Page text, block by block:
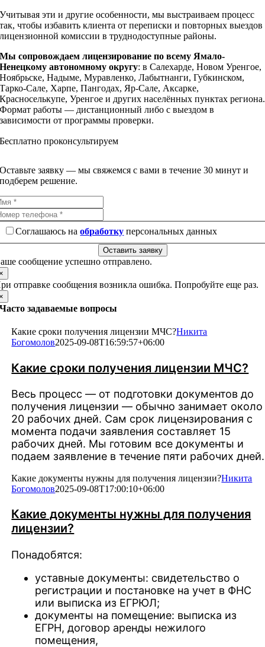
Учитывая эти и другие особенности, мы выстраиваем процесс
так, чтобы избавить клиента от переписки и повторных выездов
лицензионной комиссии в труднодоступные районы.
Мы сопровождаем лицензирование по всему Ямало-
Ненецкому автономному округу: в Салехарде, Новом Уренгое,
Ноябрьске, Надыме, Муравленко, Лабытнанги, Губкинском,
Тарко-Сале, Харпе, Пангодах, Яр-Сале, Аксарке,
Красноселькупе, Уренгое и других населённых пунктах региона.
Формат работы — дистанционный либо с выездом в
зависимости от программы проверки.
Бесплатно проконсультируем
Оставьте заявку — мы свяжемся с вами в течение 30 минут и
подберем решение.
Соглашаюсь наобработку персональных данных
Оставить заявку
сообщение успешно отправлено.
отправке сообщения возникла ошибка. Попробуйте еще раз.
Часто задаваемые вопросы
Какие сроки получения лицензии МЧС?Никита
Богомолов2025-09-08T16:59:57+06:00
Какие сроки получения лицензии МЧС?
Весь процесс — от подготовки документов до
получения лицензии — обычно занимает около
20 рабочих дней. Сам срок лицензирования с
момента подачи заявления составляет 15
рабочих дней. Мы готовим все документы и
подаем заявление в течение пяти рабочих дней.
Какие документы нужны для получения лицензии?Никита
Богомолов2025-09-08T17:00:10+06:00
Какие документы нужны для получения
лицензии?
Понадобятся:
уставные документы: свидетельство о
регистрации и постановке на учет в ФНС
или выписка из ЕГРЮЛ;
документы на помещение: выписка из
ЕГРН, договор аренды нежилого
помещения,